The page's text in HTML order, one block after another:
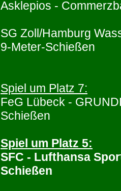
Asklepios -
SG Zoll/Hamburg
9-Meter-Schießen
Spiel um Platz 7:
FeG Lübeck -
Schießen
Spiel um Platz 5:
SFC - Lufthansa
Schießen